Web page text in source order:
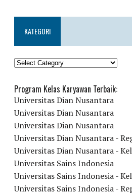
KATEGORI
KATEGORI
Program Kelas Karyawan Terbaik:
Universitas Dian Nusantara
Universitas Dian Nusantara
Universitas Dian Nusantara
Universitas Dian Nusantara -
Universitas Dian Nusantara -
Universitas Sains Indonesia
Universitas Sains Indonesia -
Universitas Sains Indonesia -